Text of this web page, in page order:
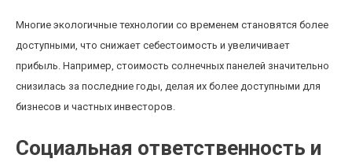
Многие экологичные технологии со временем становятся более
доступными, что снижает себестоимость и увеличивает
прибыль. Например, стоимость солнечных панелей значительно
снизилась за последние годы, делая их более доступными для
бизнесов и частных инвесторов.
Социальная ответственность и